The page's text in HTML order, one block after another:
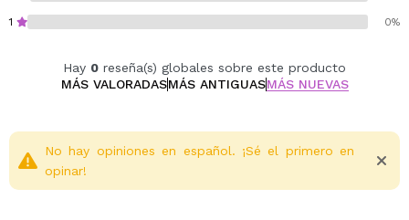
Hidrata y revitaliza la piel, dejando un acabado
Aporta firmeza y suavidad, mejorando la
apariencia de la piel cansada.
Cruelty free.
1 0%
Hay 0 reseña(s) globales sobre este producto
MÁS VALORADASMÁS ANTIGUASMÁS NUEVAS
No hay opiniones en español. ¡Sé el primero en
opinar!